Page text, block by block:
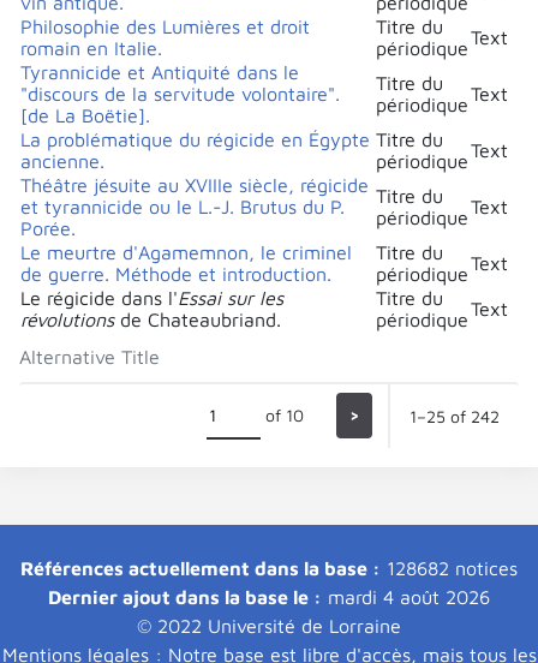
Alternative Title
Philosophie des Lumières et droit
romain en Italie.
Titre du
périodiqueText
Tyrannicide et Antiquité dans le
"discours de la servitude volontaire".
[de La Boëtie].
Titre du
périodiqueText
La problématique du régicide en Égypte
ancienne.
Titre du
périodiqueText
Théâtre jésuite au XVIIIe siècle, régicide
et tyrannicide ou le L.-J. Brutus du P.
Porée.
Titre du
périodiqueText
Le meurtre d'Agamemnon, le criminel
de guerre. Méthode et introduction.
Titre du
périodiqueText
Le régicide dans l'Essai sur les
révolutionsde Chateaubriand.
Titre du
périodiqueText
of 10 > 1–25 of 242
Références actuellement dans la base : 128682 notices
Dernier ajout dans la base le : mardi 4 août 2026
© 2022 Université de Lorraine
Mentions légales : Notre base est libre d'accès, mais tous les